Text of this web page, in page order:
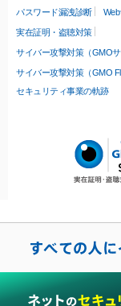
パスワード漏洩診断
実在証明・盗聴対策
サイバー攻撃対策（GMO
サイバー攻撃対策（GMO
セキュリティ事業の軌跡